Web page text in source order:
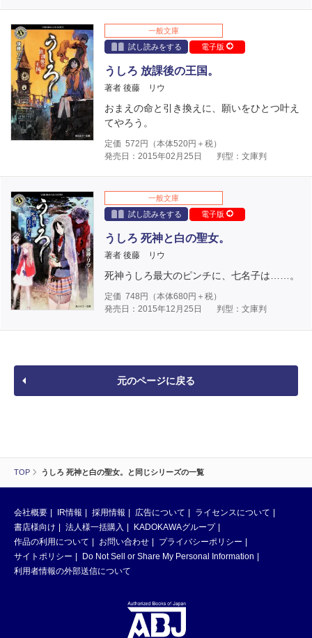
TOP うしろ 死神と白の聖女。と同じシリーズの一覧
一般文庫
試し読みをする
電子版
うしろ 放課後の王国。
著者 後藤 リウ
おまえの命と引き換えに、願いをひとつ叶え
てやろう。
定価 572 円（本体520円＋税）
発売日：2015年02月25日
判型：文庫判
一般文庫
試し読みをする
電子版
うしろ 死神と白の聖女。
著者 後藤 リウ
死神うしろ最大のピンチに、七名子は……。
定価 748 円（本体680円＋税）
発売日：2015年12月25日
判型：文庫判
元のページに戻る
会社概要 IR情報 採用情報 広告について
ライセンスについて
書店様向け
法人様一括購入
KADOKAWAグループ
作品の利用について
お問い合わせ
プライバシーポリシー
サイトポリシー
Do Not Sell or Share My Personal Information
利用者情報の外部送信について